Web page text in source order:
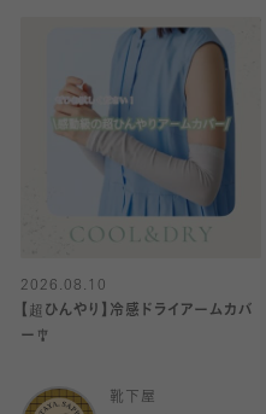
2026.08.10
【超ひんやり】冷感ドライアームカバ
ー🎐
靴下屋